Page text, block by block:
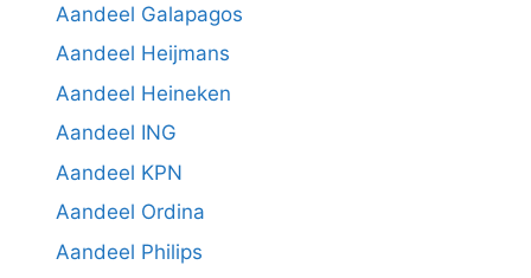
Aandeel Galapagos
Aandeel Heijmans
Aandeel Heineken
Aandeel ING
Aandeel KPN
Aandeel Ordina
Aandeel Philips